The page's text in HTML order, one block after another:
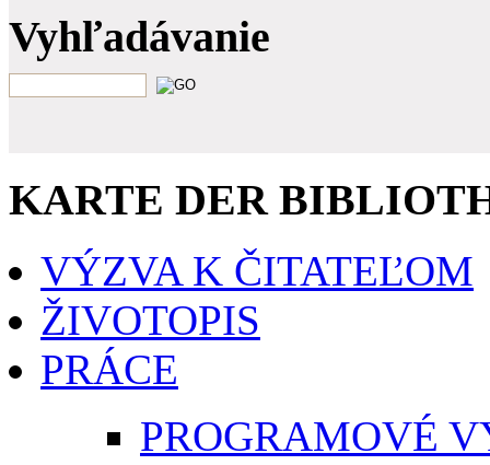
Vyhľadávanie
KARTE DER
VÝZVA K ČITATEĽOM
ŽIVOTOPIS
PRÁCE
PROGRAMOVÉ